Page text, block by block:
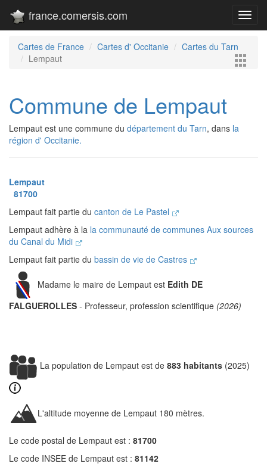
france.comersis.com
Cartes de France Cartes d' Occitanie
Cartes du Tarn
Lempaut
Commune de Lempaut
Lempaut est une commune du département du Tarn, dans la
région d' Occitanie.
Lempaut
81700
Lempaut fait partie du canton de Le Pastel
Lempaut adhère à la la communauté de communes Aux sources
du Canal du Midi
Lempaut fait partie du bassin de vie de Castres
Madame le maire de Lempaut est Edith DE
FALGUEROLLES - Professeur, profession scientifique (2026)
La population de Lempaut est de 883 habitants (2025)
L'altitude moyenne de Lempaut 180 mètres.
Le code postal de Lempaut est : 81700
Le code INSEE de Lempaut est : 81142